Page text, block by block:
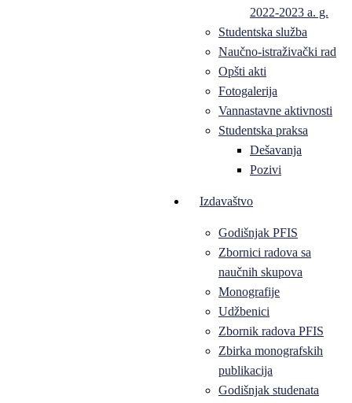
2022-2023 a. g.
Studentska služba
Naučno-istraživački rad
Opšti akti
Fotogalerija
Vannastavne aktivnosti
Studentska praksa
Dešavanja
Pozivi
Izdavaštvo
Godišnjak PFIS
Zbornici radova sa
naučnih skupova
Monografije
Udžbenici
Zbornik radova PFIS
Zbirka monografskih
publikacija
Godišnjak studenata